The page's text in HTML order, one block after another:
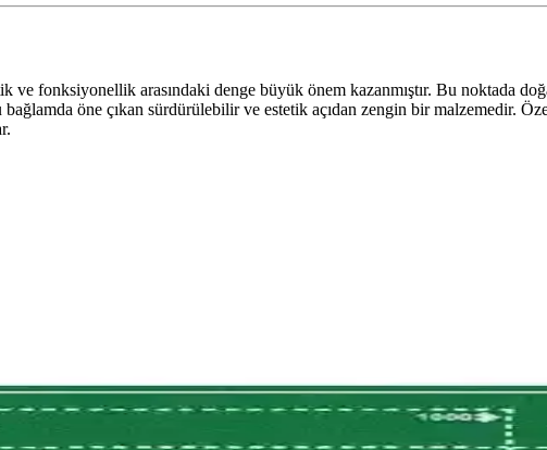
fonksiyonellik arasındaki denge büyük önem kazanmıştır. Bu noktada
bağlamda öne çıkan sürdürülebilir ve estetik açıdan zengin bir malzemedir.
Süsü ile Dekorasyonunuzu Canlandırın